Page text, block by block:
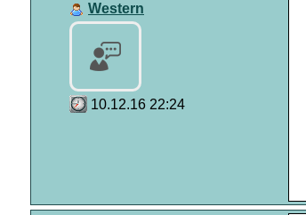
Western
10.12.16 22:24